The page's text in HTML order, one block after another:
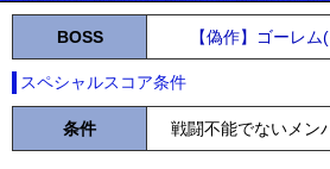
BOSS 【偽作】ゴーレ
スペシャルスコア条件
条件 戦闘不能でないメン